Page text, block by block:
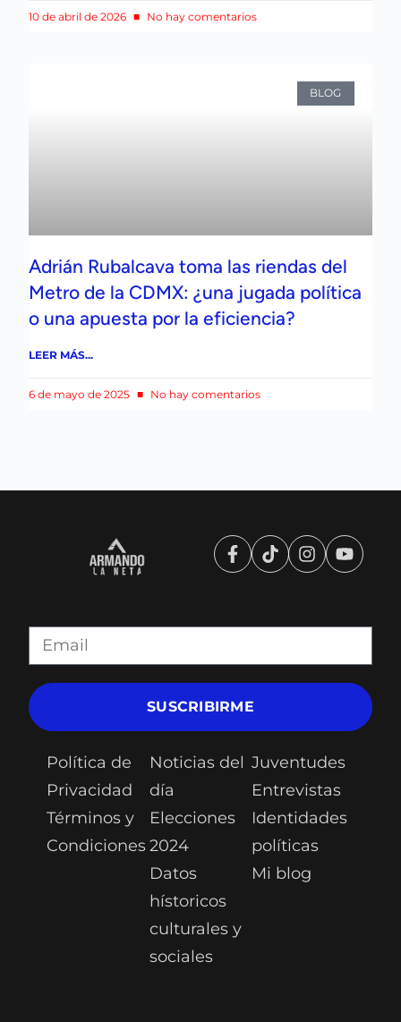
10 de abril de 2026 No hay comentarios
BLOG
Adrián Rubalcava toma las riendas del
Metro de la CDMX: ¿una jugada política
o una apuesta por la eficiencia?
LEER MÁS...
6 de mayo de 2025 No hay comentarios
SUSCRIBIRME
Política de
Privacidad
Términos y
Condiciones
Noticias del
día
Elecciones
2024
Datos
hístoricos
culturales y
sociales
Juventudes
Entrevistas
Identidades
políticas
Mi blog